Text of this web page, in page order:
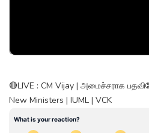
🔴LIVE : CM Vijay | அமைச்சராக
New Ministers | IUML | VCK